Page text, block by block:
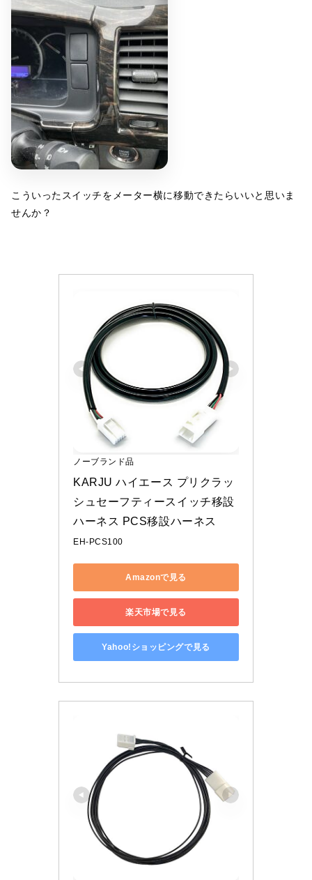
こういったスイッチをメーター横に移動できたらいいと思いま
せんか？
ノーブランド品
KARJU ハイエース プリクラッ
シュセーフティースイッチ移設
ハーネス PCS移設ハーネス
EH-PCS100
Amazonで見る
楽天市場で見る
Yahoo!ショッピングで見る